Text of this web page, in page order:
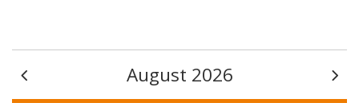
August 2026